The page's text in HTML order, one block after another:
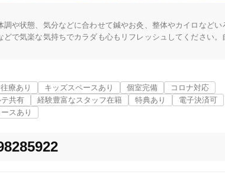
うら市 変更する
願いしております。
や状態、気分などに合わせて鍼やお灸、整体やカイロなどい
で気楽な気持ちでカラダも心もリフレッシュしてください。
身体をメンテナンスする習慣をつければ、年相当のそれなり体
ストレッチと酸素ボックスでの健康づくりを始めました。
往療あり キッズスペースあり 個室完備
コロナ対応
テ共有 経験豊富なスタッフ在籍 特典あり
電子決済可
スあり